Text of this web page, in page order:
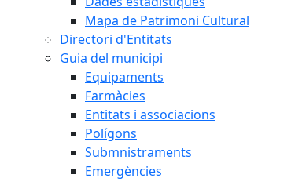
Mapa de Patrimoni Cultural
Directori d'Entitats
Guia del municipi
Equipaments
Farmàcies
Entitats i associacions
Polígons
Submnistraments
Emergències